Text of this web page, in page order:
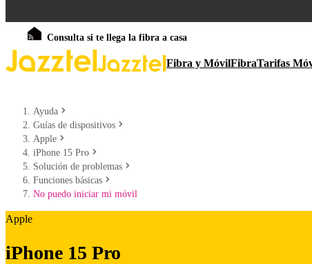
Consulta si te llega la fibra a casa
Fibra y MóvilFibraTarifas
Ayuda
Guías de dispositivos
Apple
iPhone 15 Pro
Solución de problemas
Funciones básicas
No puedo iniciar mi móvil
Apple
iPhone 15 Pro